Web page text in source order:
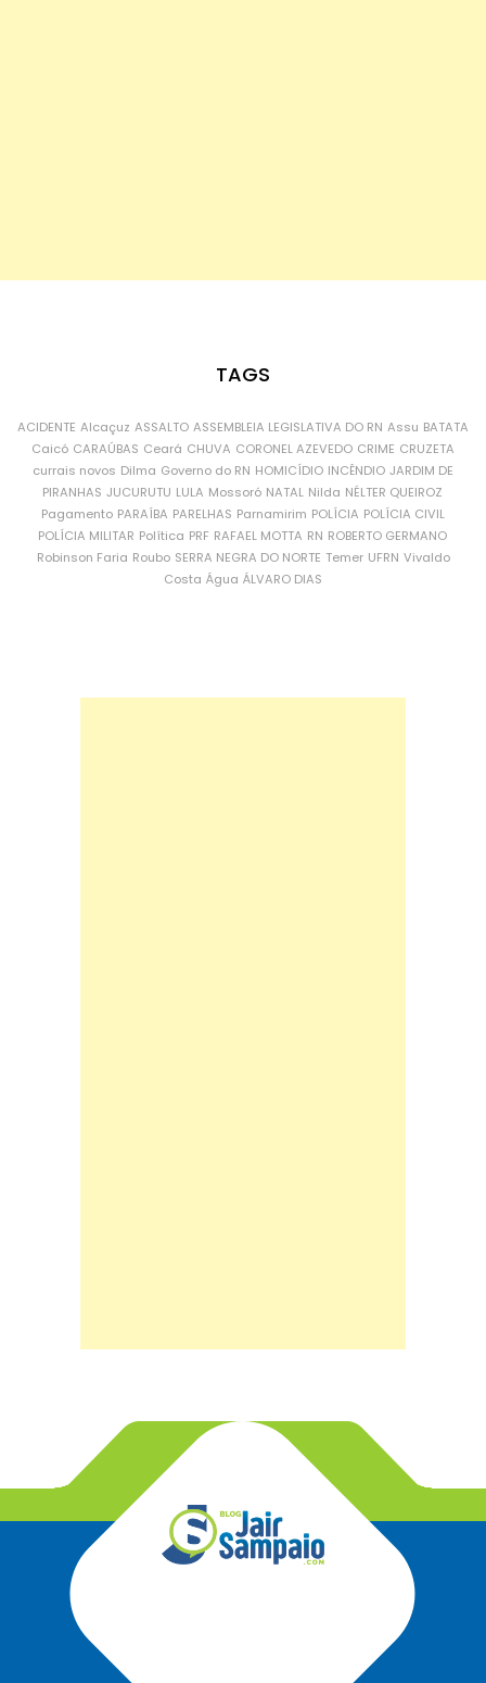
TAGS
ACIDENTE Alcaçuz ASSALTO ASSEMBLEIA LEGISLATIVA DO RN Assu BATATA
Caicó CARAÚBAS Ceará CHUVA CORONEL AZEVEDO CRIME CRUZETA
currais novos Dilma Governo do RN HOMICÍDIO INCÊNDIO JARDIM DE
PIRANHAS JUCURUTU LULA Mossoró NATAL Nilda NÉLTER QUEIROZ
Pagamento PARAÍBA PARELHAS Parnamirim POLÍCIA POLÍCIA CIVIL
POLÍCIA MILITAR Política PRF RAFAEL MOTTA RN ROBERTO GERMANO
Robinson Faria Roubo SERRA NEGRA DO NORTE Temer UFRN Vivaldo
Costa Água ÁLVARO DIAS